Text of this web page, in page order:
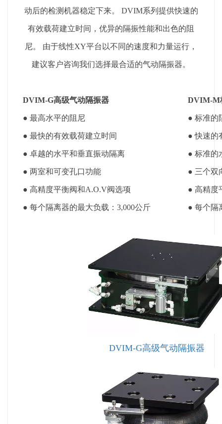
动后的检测机器稳定下来。 DVIM系列提供快速的
有效载荷建立时间，优异的隔振性能和出色的阻
尼。 由于线性XY平台以不同的速度和力量运行，
建议客户咨询我们选择最合适的气动隔振器。
DVIM-G高级气动隔振器
● 最高水平的阻尼
● 最快的有效载荷建立时间
● 卓越的水平和垂直振动隔离
● 两室和可变孔口功能
● 高精度平衡阀和A.O.V阀选项
● 每个隔离器的最大负载：3,000公斤
DVIM-M
● 标准的
● 快速的
● 标准的
● 三个双
● 高精度
● 每个隔
DVIM-G高级气动隔振器